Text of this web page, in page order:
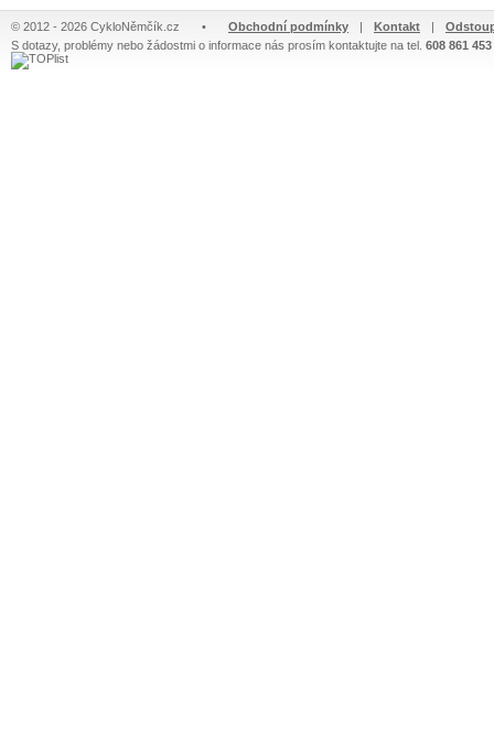
© 2012 - 2026 CykloNěmčík.cz • Obchodní podmínky | Kontakt |
S dotazy, problémy nebo žádostmi o informace nás prosím kontaktujte na tel. 608 861 453